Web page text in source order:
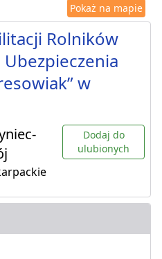
Pokaż na mapie
Rolników
Ubezpieczenia
w
Dodaj do
ulubionych